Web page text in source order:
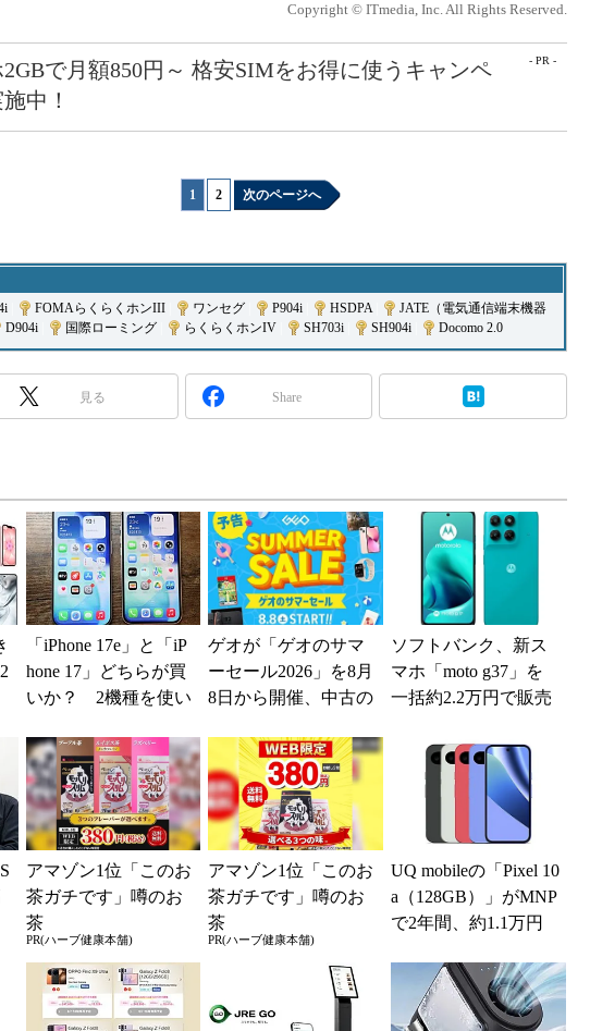
Copyright © ITmedia, Inc. All Rights Reserved.
- PR -
2GBで月額850円～ 格安SIMをお得に使うキャンペ
中！
1 2 次のページへ
FOMAらくらくホンIII ワンセグ P904i HSDPA|
JATE（電気通信端末機器
D904i 国際ローミング らくらくホンIV SH703i SH904i Docomo 2.0
見る Share
「iPhone 17e」と「iP
hone 17」どちらが買
いか？ 2機種を使い
ッ...
ゲオが「ゲオのサマ
ーセール2026」を8月
8日から開催、中古の
得に
ソフトバンク、新ス
マホ「moto g37」を
一括約2.2万円で販売
アマゾン1位「このお
茶ガチです」噂のお
茶
PR(ハーブ健康本舗)
アマゾン1位「このお
茶ガチです」噂のお
茶
PR(ハーブ健康本舗)
UQ mobileの「Pixel 10
a（128GB）」がMNP
で2年間、約1.1万円